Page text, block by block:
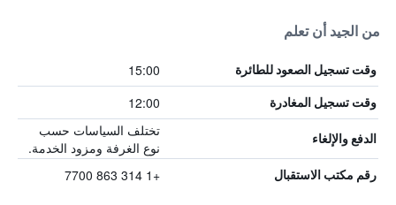
من الجيد أن تعلم
وقت تسجيل الصعود للطائرة 15:00
وقت تسجيل المغادرة 12:00
الدفع والإلغاء
تختلف السياسات حسب
نوع الغرفة ومزود الخدمة.
رقم مكتب الاستقبال +1 314 863 7700